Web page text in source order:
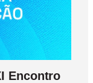
Encontro